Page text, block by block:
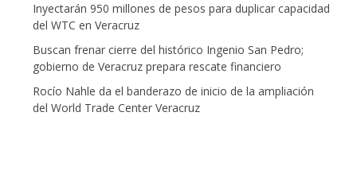
Inyectarán 950 millones de pesos para duplicar capacidad
del WTC en Veracruz
Buscan frenar cierre del histórico Ingenio San Pedro;
gobierno de Veracruz prepara rescate financiero
Rocío Nahle da el banderazo de inicio de la ampliación
del World Trade Center Veracruz